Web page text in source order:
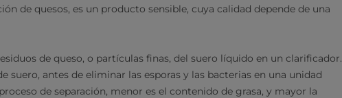
de quesos, es un producto sensible, cuya calidad depende de una
de queso, o partículas finas, del suero líquido en un clarificador.
suero, antes de eliminar las esporas y las bacterias en una unidad
de separación, menor es el contenido de grasa, y mayor la